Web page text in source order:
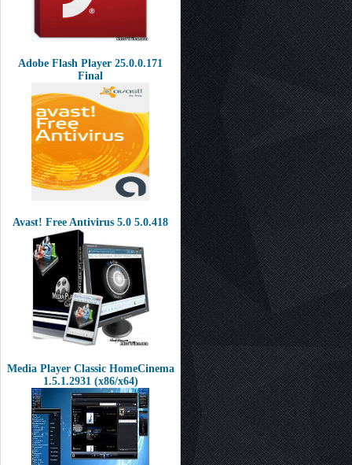
Adobe Flash Player 25.0.0.171
Final
Avast! Free Antivirus 5.0 5.0.418
Media Player Classic HomeCinema
1.5.1.2931 (x86/x64)